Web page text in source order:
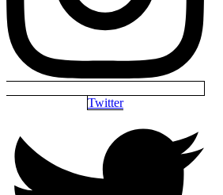
Twitter